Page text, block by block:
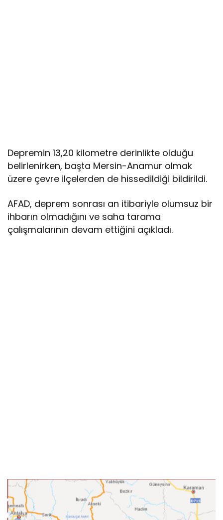
Depremin 13,20 kilometre derinlikte olduğu
belirlenirken, başta Mersin-Anamur olmak
üzere çevre ilçelerden de hissedildiği bildirildi.
AFAD, deprem sonrası an itibariyle olumsuz bir
ihbarın olmadığını ve saha tarama
çalışmalarının devam ettiğini açıkladı.